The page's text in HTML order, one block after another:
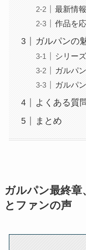
最新情
作品を
ガルパンの
シリー
ガルパ
ガルパ
よくある質
まとめ
ガルパン最終
とファンの声